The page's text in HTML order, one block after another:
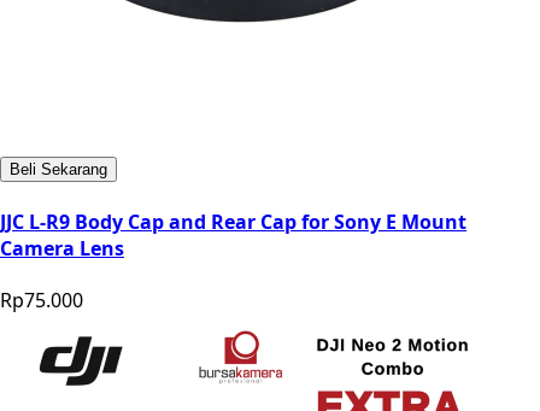
Beli Sekarang
JJC L-R9 Body Cap and Rear Cap for Sony E Mount
Camera Lens
Rp75.000